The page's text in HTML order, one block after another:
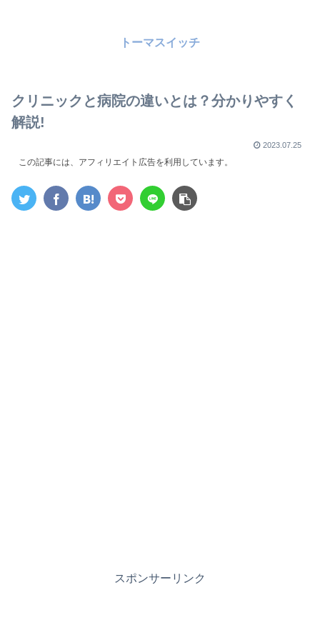
トーマスイッチ
クリニックと病院の違いとは？分かりやすく
解説!
2023.07.25
この記事には、アフィリエイト広告を利用しています。
スポンサーリンク